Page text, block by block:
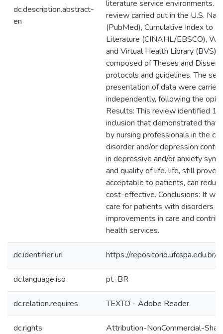
dc.description.abstract-
en
literature service environments.
review carried out in the U.S.
(PubMed), Cumulative Index to
Literature (CINAHL/EBSCO),
and Virtual Health Library (BVS),
composed of Theses and
protocols and guidelines. The
presentation of data were
independently, following the
Results: This review identified
inclusion that demonstrated that
by nursing professionals in the
disorder and/or depression
in depressive and/or anxiety
and quality of life. life, still
acceptable to patients, can
cost-effective. Conclusions: It
care for patients with disorders
improvements in care and
health services.
dc.identifier.uri https://
dc.language.iso pt_BR
dc.relation.requires TEXTO - Adobe Reader
dc.rights Attribution-NonCommercial-